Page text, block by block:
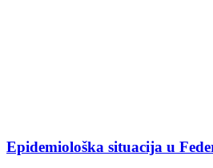
Epidemiološka situacija u